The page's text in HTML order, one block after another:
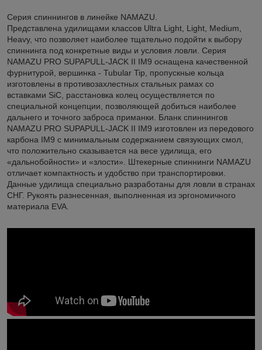
Серия спиннингов в линейке NAMAZU.
Представлена удилищами классов Ultra Light, Light, Medium,
Heavy, что позволяет наиболее тщательно подойти к выбору
спиннинга под конкретные виды и условия ловли. Серия
NAMAZU PRO SUPAPULL-JACK II IM9 оснащена качественной
фурнитурой, вершинка - Tubular Tip, пропускные кольца
изготовлены в противозахлестных стальных рамах со
вставками SiC, расстановка колец осуществляется по
специальной концепции, позволяющей добиться наиболее
дальнего и точного заброса приманки. Бланк спиннингов
NAMAZU PRO SUPAPULL-JACK II IM9 изготовлен из передового
карбона IM9 с минимальным содержанием связующих смол,
что положительно сказывается на весе удилища, его
«дальнобойности» и «злости». Штекерные спиннинги NAMAZU
отличает компактность и удобство при транспортировки.
Данные удилища специально разработаны для ловли в странах
СНГ. Рукоять разнесенная, выполненная из эргономичного
материала EVA.